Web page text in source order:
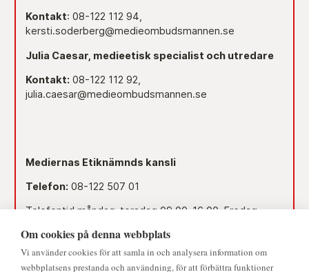
Kontakt: 08-122 112 94,
kersti.soderberg@medieombudsmannen.se
Julia Caesar, medieetisk specialist och utredare
Kontakt: 08-122 112 92,
julia.caesar@medieombudsmannen.se
Mediernas Etiknämnds kansli
Telefon: 08-122 507 01
Telefontid måndag-torsdag 09.00–16.00. Fredag
Dag före röd dag 09.00–12.00.
Om cookies på denna webbplats
Vi använder cookies för att samla in och analysera information om
webbplatsens prestanda och användning, för att förbättra funktioner